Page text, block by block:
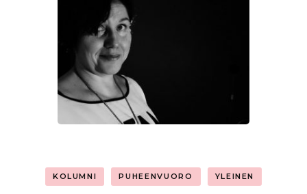
KOLUMNI PUHEENVUORO YLEINEN